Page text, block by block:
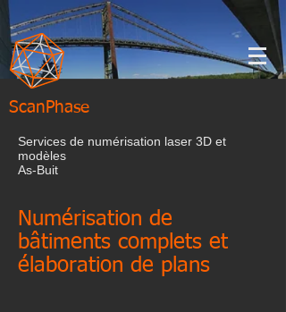
ScanPhase
Services de numérisation laser 3D et
modèles
As-Buit
Numérisation de
bâtiments complets et
élaboration de plans